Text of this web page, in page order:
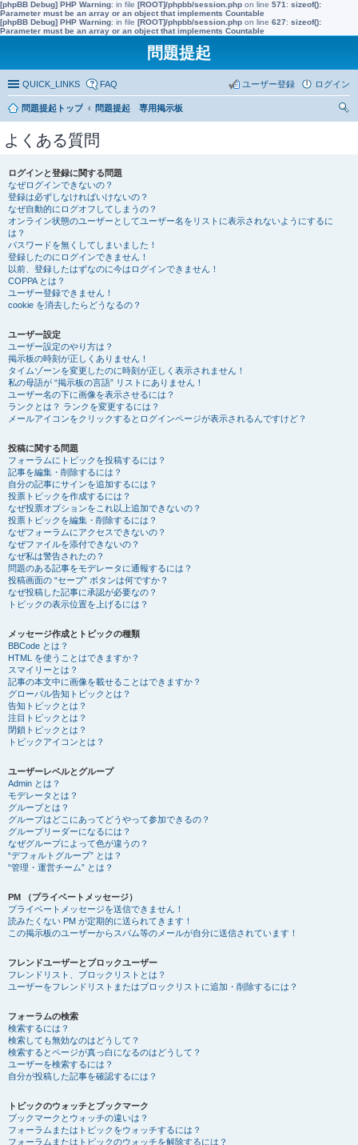
[phpBB Debug] PHP Warning: in file [ROOT]/phpbb/session.php on line 571 : sizeof():
Parameter must be an array or an object that implements Countable
[phpBB Debug] PHP Warning: in file [ROOT]/phpbb/session.php on line 627: sizeof():
Parameter must be an array or an object that implements Countable
問題提起
QUICK_LINKS FAQ ログイン
ユーザー登録
問題提起トップ
問題提起 専用掲示板
よくある質問
ログインと登録に関する問題
なぜログインできないの？
登録は必ずしなければいけないの？
なぜ自動的にログオフしてしまうの？
オンライン状態のユーザーとしてユーザー名をリストに表示されないようにするに
は？
パスワードを無くしてしまいました！
登録したのにログインできません！
以前、登録したはずなのに今はログインできません！
COPPA とは？
ユーザー登録できません！
cookie を消去したらどうなるの？
ユーザー設定
ユーザー設定のやり方は？
掲示板の時刻が正しくありません！
タイムゾーンを変更したのに時刻が正しく表示されません！
私の母語が “掲示板の言語” リストにありません！
ユーザー名の下に画像を表示させるには？
ランクとは？ ランクを変更するには？
メールアイコンをクリックするとログインページが表示されるんですけど？
投稿に関する問題
フォーラムにトピックを投稿するには？
記事を編集・削除するには？
自分の記事にサインを追加するには？
投票トピックを作成するには？
なぜ投票オプションをこれ以上追加できないの？
投票トピックを編集・削除するには？
なぜフォーラムにアクセスできないの？
なぜファイルを添付できないの？
なぜ私は警告されたの？
問題のある記事をモデレータに通報するには？
投稿画面の “セーブ” ボタンは何ですか？
なぜ投稿した記事に承認が必要なの？
トピックの表示位置を上げるには？
メッセージ作成とトピックの種類
BBCode とは？
HTML を使うことはできますか？
スマイリーとは？
記事の本文中に画像を載せることはできますか？
グローバル告知トピックとは？
告知トピックとは？
注目トピックとは？
閉鎖トピックとは？
トピックアイコンとは？
ユーザーレベルとグループ
Admin とは？
モデレータとは？
グループとは？
グループはどこにあってどうやって参加できるの？
グループリーダーになるには？
なぜグループによって色が違うの？
“デフォルトグループ” とは？
“管理・運営チーム” とは？
PM （プライベートメッセージ）
プライベートメッセージを送信できません！
読みたくない PM が定期的に送られてきます！
この掲示板のユーザーからスパム等のメールが自分に送信されています！
フレンドユーザーとブロックユーザー
フレンドリスト、ブロックリストとは？
ユーザーをフレンドリストまたはブロックリストに追加・削除するには？
フォーラムの検索
検索するには？
検索しても無効なのはどうして？
検索するとページが真っ白になるのはどうして？
ユーザーを検索するには？
自分が投稿した記事を確認するには？
トピックのウォッチとブックマーク
ブックマークとウォッチの違いは？
フォーラムまたはトピックをウォッチするには？
フォーラムまたはトピックのウォッチを解除するには？